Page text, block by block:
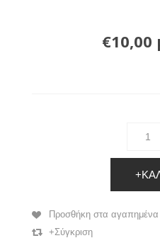
Προσθήκη στα αγαπημένα
+Σύγκριση